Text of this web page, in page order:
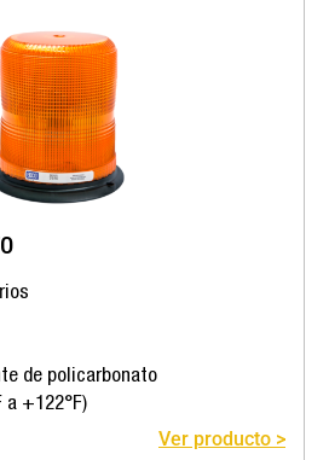
de policarbonato
a +122°F)
Ver producto >